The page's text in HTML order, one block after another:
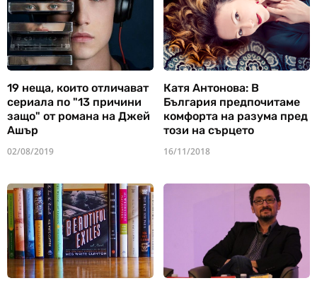
19 неща, които отличават
сериала по "13 причини
защо" от романа на Джей
Ашър
02/08/2019
Катя Антонова: В
България предпочитаме
комфорта на разума пред
този на сърцето
16/11/2018